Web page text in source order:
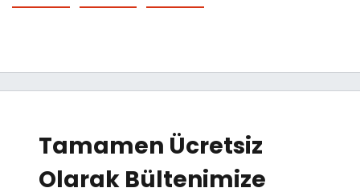
Tamamen Ücretsiz
Olarak Bültenimize